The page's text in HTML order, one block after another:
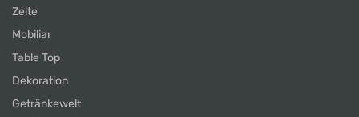
Zelte
Mobiliar
Table Top
Dekoration
Getränkewelt